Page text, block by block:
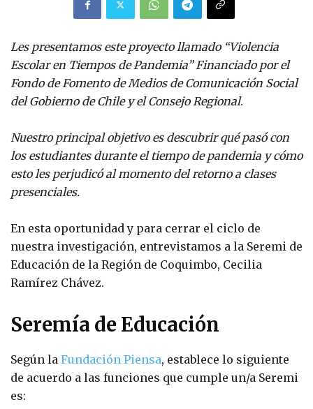
Les presentamos este proyecto llamado “Violencia
Escolar en Tiempos de Pandemia” Financiado por el
Fondo de Fomento de Medios de Comunicación Social
del Gobierno de Chile y el Consejo Regional.
Nuestro principal objetivo es descubrir qué pasó con
los estudiantes durante el tiempo de pandemia y cómo
esto les perjudicó al momento del retorno a clases
presenciales.
En esta oportunidad y para cerrar el ciclo de
nuestra investigación, entrevistamos a la Seremi de
Educación de la Región de Coquimbo, Cecilia
Ramírez Chávez.
Seremía de Educación
Según la Fundación Piensa, establece lo siguiente
de acuerdo a las funciones que cumple un/a Seremi
es: